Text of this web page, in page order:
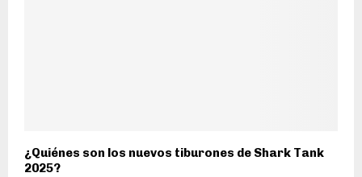
¿Quiénes son los nuevos tiburones de Shark Tank
2025?